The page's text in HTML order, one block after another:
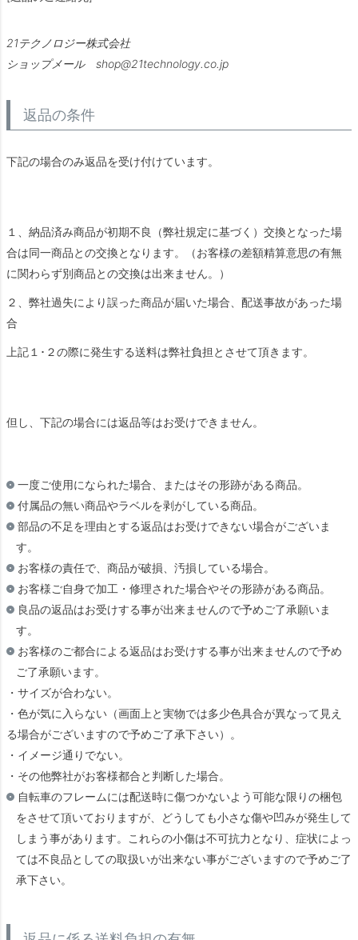
21テクノロジー株式会社
ショップメール shop@21technology.co.jp
返品の条件
下記の場合のみ返品を受け付けています。
１、納品済み商品が初期不良（弊社規定に基づく）交換となった場
合は同一商品との交換となります。（お客様の差額精算意思の有無
に関わらず別商品との交換は出来ません。）
２、弊社過失により誤った商品が届いた場合、配送事故があった場
合
上記１･２の際に発生する送料は弊社負担とさせて頂きます。
但し、下記の場合には返品等はお受けできません。
一度ご使用になられた場合、またはその形跡がある商品。
付属品の無い商品やラベルを剥がしている商品。
部品の不足を理由とする返品はお受けできない場合がございま
す。
お客様の責任で、商品が破損、汚損している場合。
お客様ご自身で加工・修理された場合やその形跡がある商品。
良品の返品はお受けする事が出来ませんので予めご了承願いま
す。
お客様のご都合による返品はお受けする事が出来ませんので予め
ご了承願います。
・サイズが合わない。
・色が気に入らない（画面上と実物では多少色具合が異なって見え
る場合がございますので予めご了承下さい）。
・イメージ通りでない。
・その他弊社がお客様都合と判断した場合。
自転車のフレームには配送時に傷つかないよう可能な限りの梱包
をさせて頂いておりますが、どうしても小さな傷や凹みが発生して
しまう事があります。これらの小傷は不可抗力となり、症状によっ
ては不良品としての取扱いが出来ない事がございますので予めご了
承下さい。